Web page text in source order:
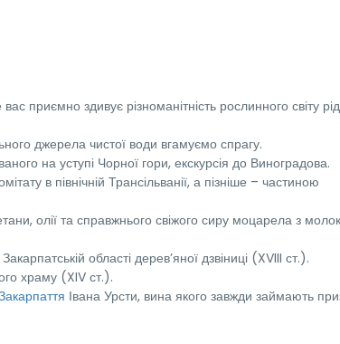
приємно здивує різноманітність рослинного світу
джерела чистої води вгамуємо спрагу.
на уступі Чорної гори, екскурсія до Виноградова.
в північній Трансільванії, а пізніше – частиною
олії та справжнього свіжого сиру моцарела з
області дерев’яної дзвіниці (XVIII ст.).
храму (XIV ст.).
Івана Урсти, вина якого завжди займають